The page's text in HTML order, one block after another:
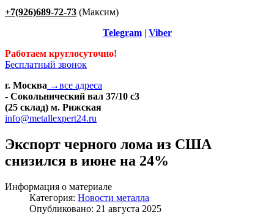
+7(926)689-72-73 (Максим)
Telegram| Viber
Работаем круглосуточно!
Бесплатный звонок
г. Москва →все адреса
- Сокольнический вал 37/10 с3
(25 склад) м. Рижская
info@metallexpert24.ru
Экспорт черного лома из США
снизился в июне на 24%
Информация о материале
Категория: Новости металла
Опубликовано: 21 августа 2025